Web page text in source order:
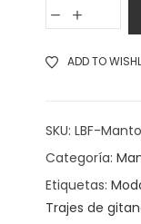
ADD TO
SKU: LBF-
Categoría:
Etiquetas:
Trajes de